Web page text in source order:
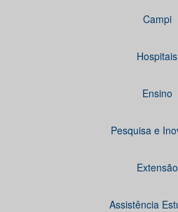
Campi
Hospitais
Ensino
Pesquisa e
Extensão
Assistência